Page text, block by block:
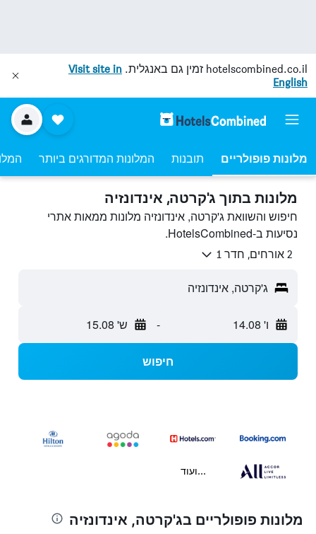
hotelscombined.co.il זמין גם באנגלית. Visit site in
English
מלונות פופולריים תובנות המלונות המדורגים ביותר
מלונות בתוך ג'קרטה, אינדונזיה
חיפוש והשוואת ג'קרטה, אינדונזיה מלונות ממאות אתרי
נסיעות ב-HotelsCombined.
2 אורחים, חדר 1
ג'קרטה, אינדונזיה
ו' 14.08 - ש' 15.08
חיפוש
...ועוד
מלונות פופולריים בג'קרטה, אינדונזיה